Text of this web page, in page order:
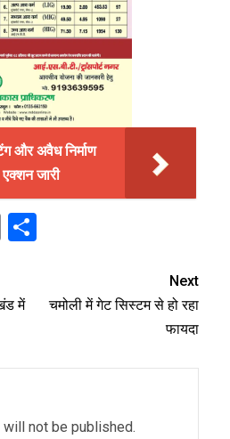
और अवैध निर्माण
जारी
Copy
में
Next
चमोली में गेट सिस्टम से हो रहा
फायदा
not be published.